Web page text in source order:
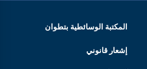
المكتبة الوسائطية بتطوان
إشعار قانوني